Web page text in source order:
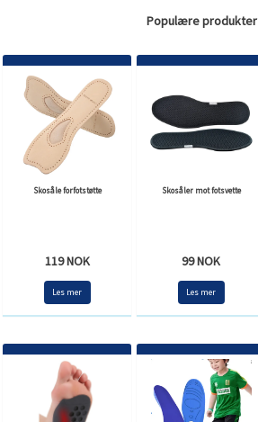
Populære produkter
Skosåle forfotstøtte
119 NOK
Les mer
Skosåler mot fotsvette
99 NOK
Les mer